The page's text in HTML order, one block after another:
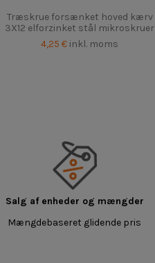
Træskrue forsænket hoved kærv
3X12 elforzinket stål mikroskruer
4,25 € inkl. moms
Salg af enheder og mængder
Mængdebaseret glidende pris